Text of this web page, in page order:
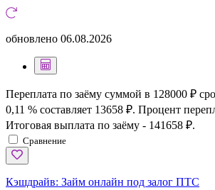
обновлено 06.08.2026
Переплата по заёму суммой в 128000 ₽
0,11 % составляет 13658 ₽. Процент
Итоговая выплата по заёму - 141658 ₽.
Сравнение
Кэшдрайв: Займ онлайн под залог ПТС